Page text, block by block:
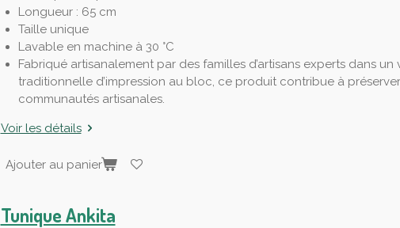
Longueur : 65 cm
Taille unique
Lavable en machine à 30 °C
Fabriqué artisanalement par des familles d’artisans experts dans
traditionnelle d’impression au bloc, ce produit contribue à
communautés artisanales.
Voir les détails
Ajouter au panier
Tunique Ankita